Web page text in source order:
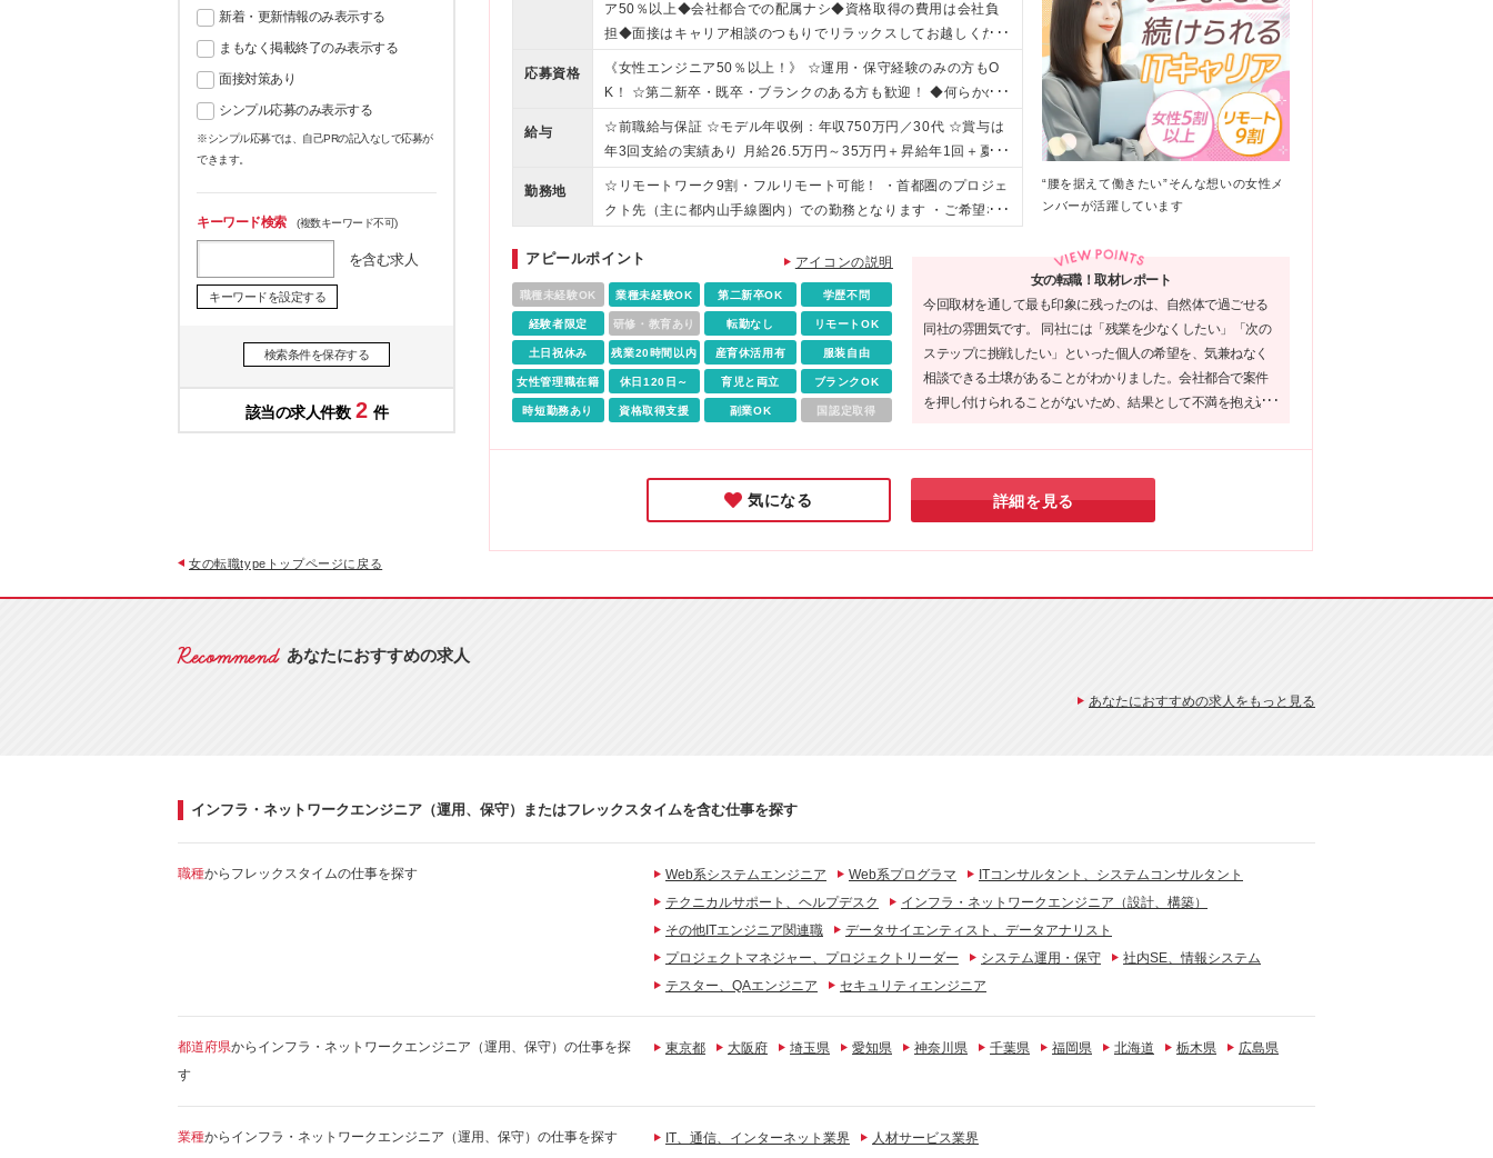
新着・更新情報のみ表示する
まもなく掲載終了のみ表示する
面接対策あり
シンプル応募のみ表示する
※シンプル応募では、自己PRの記入なしで応募が
できます。
キーワード検索(複数キーワード不可)
を含む求人
キーワードを設定する
検索条件を保存する
2
ア50％以上◆会社都合での配属ナシ◆資格取得の費用は会社負
担◆面接はキャリア相談のつもりでリラックスしてお越しくださ
い
応募資格
《女性エンジニア50％以上！》 ☆運用・保守経験のみの方もO
K！ ☆第二新卒・既卒・ブランクのある方も歓迎！ ◆何らかのI
Tエンジニアのご経験（目安として半年～） ┗アルバイトや一般
企業の社内SEなどのご経験でもOK ◆学歴不問 《こんな方にピ
ッタリ！》 ・将来に漠然とした不安を持ち、何か変えていかな
ければと考えている方 ・ライフステージを経ながら仕事を続け
られる環境が欲しい方 ・一緒に仕事をしていて楽しいと思い合
仕事はきっちりこなしたい方
給与
☆前職給与保証 ☆モデル年収例：年収750万円／30代 ☆賞与は
年3回支給の実績あり 月給26.5万円～35万円＋昇給年1回＋夏季
賞与・冬季賞与＋決算賞与（業績による） ※業績により特別賞
与（インセンティブ）、決算賞与の支給実績あり（過去4年で3
回） ※経験・能力を考慮の上、当社給与規則等により決定しま
す ※固定残業代（20時間分／36,000円～）を含みます。超過分
は別途支給 ※試用期間：契約社員1ヶ月、正社員3ヶ月。期間中
の給与・待遇の差異はありません
勤務地
☆リモートワーク9割・フルリモート可能！ ・首都圏のプロジェ
クト先（主に都内山手線圏内）での勤務となります ・ご希望な
《本社》東京都新宿区新宿2-15-29 Relink SHINJUKU 803 (変
更の範囲)上記を除く当社関連勤務地
“腰を据えて働きたい”そんな想いの女性メ
ンバーが活躍しています
アピールポイント アイコンの説明
職種未経験OK 業種未経験OK 第二新卒OK 学歴不問
経験者限定 研修・教育あり 転勤なし リモートOK
土日祝休み 残業20時間以内 産育休活用有 服装自由
女性管理職在籍 休日120日～ 育児と両立 ブランクOK
時短勤務あり 資格取得支援 副業OK 国認定取得
女の転職！取材レポート
今回取材を通して最も印象に残ったのは、自然体で過ごせる
同社の雰囲気です。 同社には「残業を少なくしたい」「次の
ステップに挑戦したい」といった個人の希望を、気兼ねなく
相談できる土壌があることがわかりました。会社都合で案件
を押し付けられることがないため、結果として不満を抱え込
安を抱えている方にこそ、ぜひ注目していただきたい企業で
す！
気になる 詳細を見る
女の転職typeトップページに戻る
あなたにおすすめの求人
あなたにおすすめの求人をもっと見る
インフラ・ネットワークエンジニア（運用、保守）またはフレックスタイムを含む仕事を探す
職種からフレックスタイムの仕事を探す Web系システムエンジニア Web系プログラマ
ITコンサルタント、システムコンサルタント
テクニカルサポート、ヘルプデスク
インフラ・ネットワークエンジニア（設計、構築）
その他ITエンジニア関連職
データサイエンティスト、データアナリスト
プロジェクトマネジャー、プロジェクトリーダー
システム運用・保守
社内SE、情報システム
テスター、QAエンジニア
セキュリティエンジニア
都道府県からインフラ・ネットワークエンジニア（運用、保守）の仕事を探
す
東京都 大阪府 埼玉県 愛知県 神奈川県 千葉県 福岡県 北海道 栃木県 広島県
業種からインフラ・ネットワークエンジニア（運用、保守）の仕事を探す IT、通信、インターネット業界 人材サービス業界